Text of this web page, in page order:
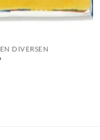
DIVERSEN